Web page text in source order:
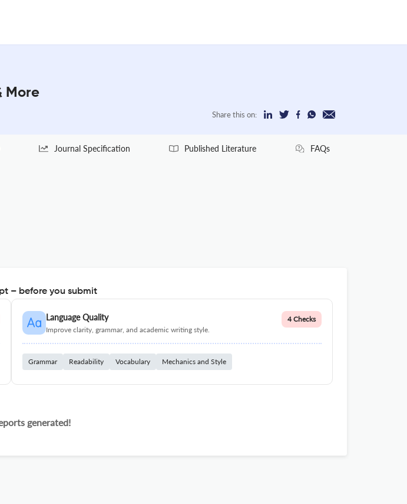
More
Share this on:
Journal Specification Published Literature FAQs
– before you submit
Language Quality
Improve clarity, grammar, and academic writing style.
4 Checks
Grammar Readability Vocabulary Mechanics and Style
generated!